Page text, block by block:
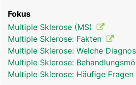
Fokus
Multiple Sklerose (MS)
Multiple Sklerose: Fakten
Multiple Sklerose: Welche
Multiple Sklerose:
Multiple Sklerose: Häufige